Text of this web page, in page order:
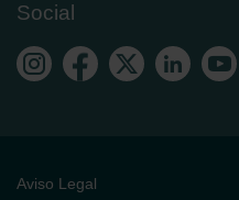
Social
Aviso Legal